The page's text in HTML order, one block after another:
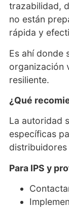
trazabilidad,
no están
rápida y
Es ahí donde
organización
resiliente.
¿Qué
La autoridad
específicas
Para IPS y